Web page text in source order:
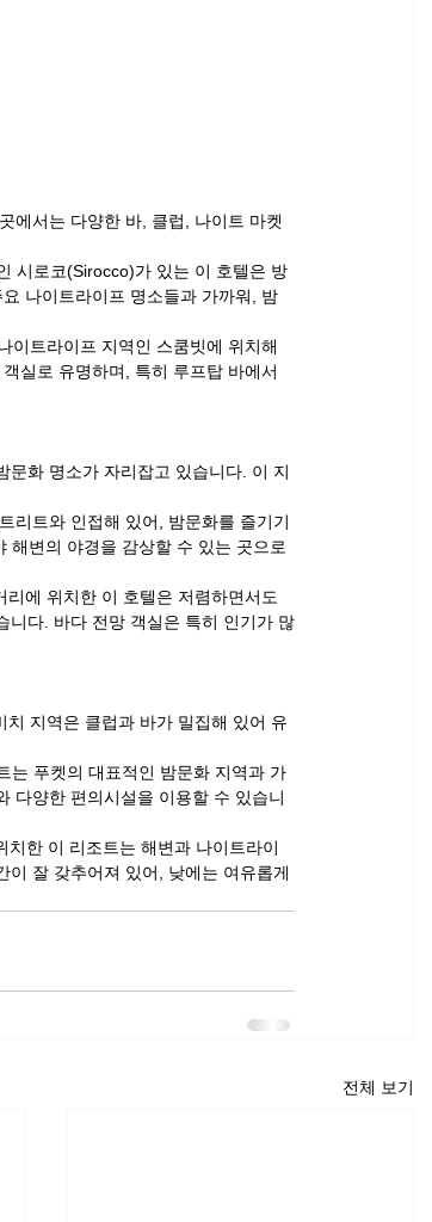
에서는 다양한 바, 클럽, 나이트 마켓
시로코(Sirocco)가 있는 이 호텔은 방
나이트라이프 명소들과 가까워, 밤
이트라이프 지역인 스쿰빗에 위치해
실로 유명하며, 특히 루프탑 바에서
화 명소가 자리잡고 있습니다. 이 지
리트와 인접해 있어, 밤문화를 즐기기
해변의 야경을 감상할 수 있는 곳으로
에 위치한 이 호텔은 저렴하면서도
니다. 바다 전망 객실은 특히 인기가 많
지역은 클럽과 바가 밀집해 있어 유
는 푸켓의 대표적인 밤문화 지역과 가
다양한 편의시설을 이용할 수 있습니
치한 이 리조트는 해변과 나이트라이
이 잘 갖추어져 있어, 낮에는 여유롭게
전체 보기